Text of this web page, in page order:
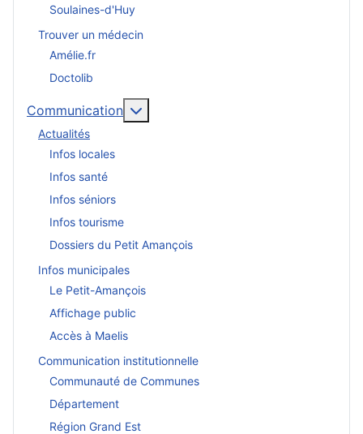
Soulaines-d'Huy
Trouver un médecin
Amélie.fr
Doctolib
Communication
Actualités
Infos locales
Infos santé
Infos séniors
Infos tourisme
Dossiers du Petit Amançois
Infos municipales
Le Petit-Amançois
Affichage public
Accès à Maelis
Communication institutionnelle
Communauté de Communes
Département
Région Grand Est